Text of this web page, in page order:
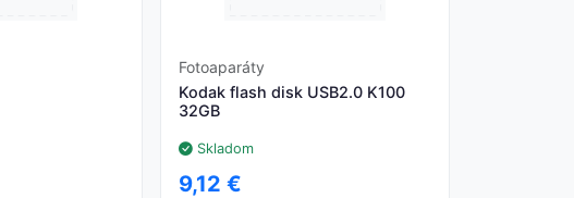
Fotoaparáty
Kodak flash disk USB2.0 K100
32GB
Skladom
9,12 €